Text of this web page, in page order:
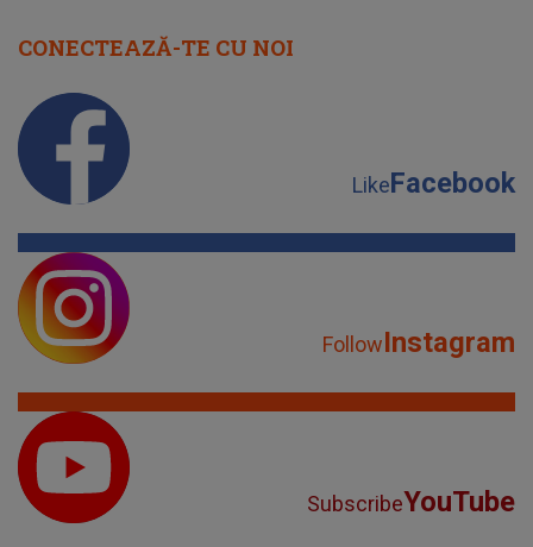
CONECTEAZĂ-TE CU NOI
LikeFacebook
FollowInstagram
SubscribeYouTube